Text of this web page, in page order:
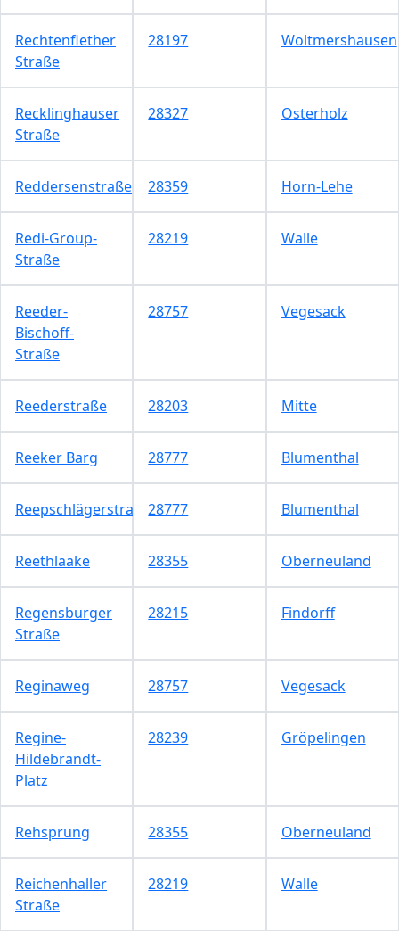
Rechtenflether
Straße
28197 Woltmershausen
Recklinghauser
Straße
28327 Osterholz
Reddersenstraße 28359 Horn-Lehe
Redi-Group-
Straße
28219 Walle
Reeder-
Bischoff-
Straße
28757 Vegesack
Reederstraße 28203 Mitte
Reeker Barg 28777 Blumenthal
Reepschlägerstraße28777 Blumenthal
Reethlaake 28355 Oberneuland
Regensburger
Straße
28215 Findorff
Reginaweg 28757 Vegesack
Regine-
Hildebrandt-
Platz
28239 Gröpelingen
Rehsprung 28355 Oberneuland
Reichenhaller
Straße
28219 Walle